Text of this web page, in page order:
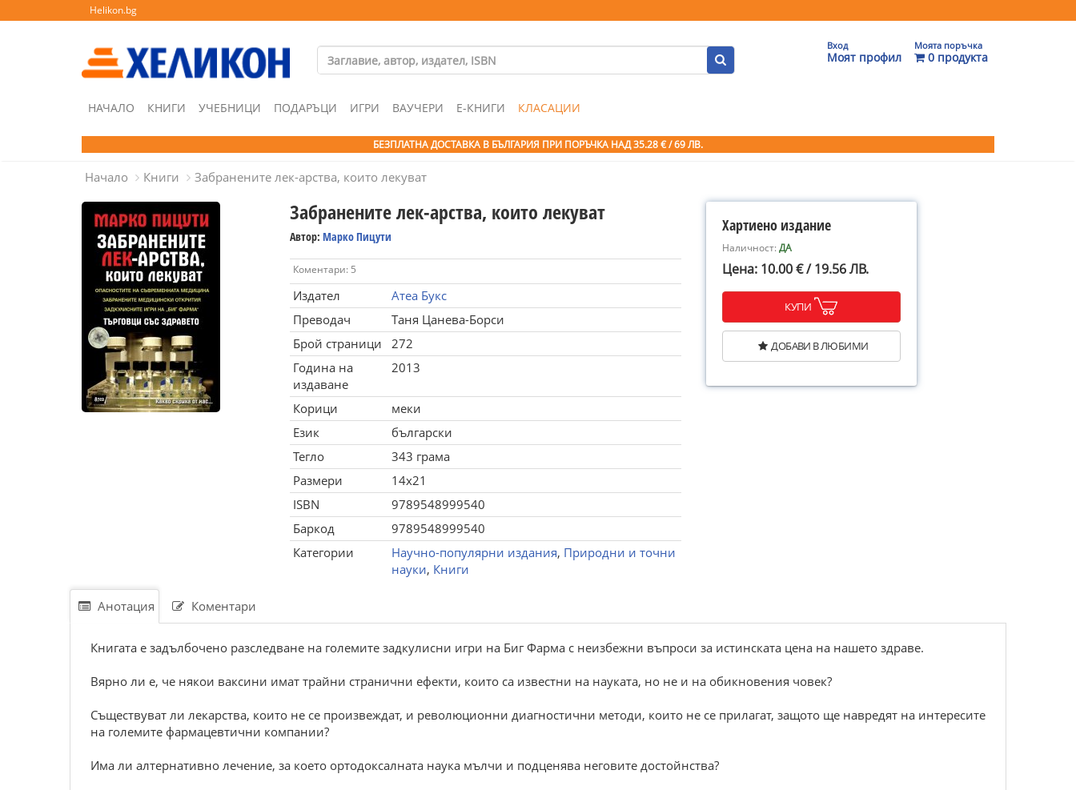
Helikon.bg
Вход
Моят профил
Моята поръчка
0 продукта
НАЧАЛО КНИГИ УЧЕБНИЦИ ПОДАРЪЦИ ИГРИ ВАУЧЕРИ Е-КНИГИ КЛАСАЦИИ
БЕЗПЛАТНА ДОСТАВКА В БЪЛГАРИЯ ПРИ ПОРЪЧКА НАД 35.28 € / 69 ЛВ.
Начало Книги Забранените лек-арства, които лекуват
Забранените лек-арства, които лекуват
Автор: Марко Пицути
Коментари: 5
Издател
Атеа Букс
Преводач
Таня Цанева-Борси
Брой страници
272
Година на
издаване
2013
Корици
меки
Език
български
Тегло
343 грама
Размери
14x21
ISBN
9789548999540
Баркод
9789548999540
Категории
Научно-популярни издания, Природни и точни
науки, Книги
Хартиено издание
Наличност:ДА
Цена: 10.00 € / 19.56 ЛВ.
КУПИ
ДОБАВИ В ЛЮБИМИ
Анотация Коментари
Книгата е задълбочено разследване на големите задкулисни игри на Биг Фарма с неизбежни въпроси за истинската цена на нашето здраве.
Вярно ли е, че някои ваксини имат трайни странични ефекти, които са известни на науката, но не и на обикновения човек?
Съществуват ли лекарства, които не се произвеждат, и революционни диагностични методи, които не се прилагат, защото ще навредят на интересите
на големите фармацевтични компании?
Има ли алтернативно лечение, за което ортодоксалната наука мълчи и подценява неговите достойнства?